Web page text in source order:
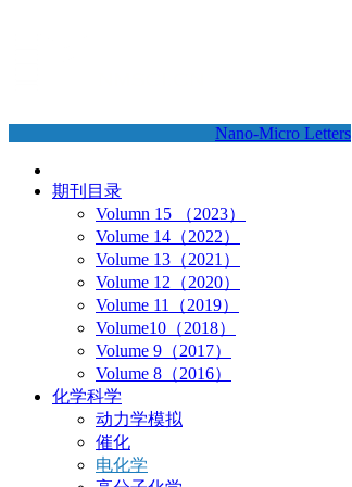
Nano-Micro Letters
期刊目录
Volumn 15 （2023）
Volume 14（2022）
Volume 13（2021）
Volume 12（2020）
Volume 11（2019）
Volume10（2018）
Volume 9（2017）
Volume 8（2016）
化学科学
动力学模拟
催化
电化学